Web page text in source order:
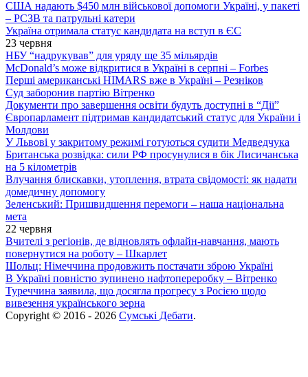
США надають $450 млн військової допомоги Україні, у пакеті
– РСЗВ та патрульні катери
Україна отримала статус кандидата на вступ в ЄС
23 червня
НБУ “надрукував” для уряду ще 35 мільярдів
McDonald’s може відкритися в Україні в серпні – Forbes
Перші американські HIMARS вже в Україні – Резніков
Суд заборонив партію Вітренко
Документи про завершення освіти будуть доступні в “Дії”
Європарламент підтримав кандидатський статус для України і
Молдови
У Львові у закритому режимі готуються судити Медведчука
Британська розвідка: сили РФ просунулися в бік Лисичанська
на 5 кілометрів
Влучання блискавки, утоплення, втрата свідомості: як надати
домедичну допомогу
Зеленський: Пришвидшення перемоги – наша національна
мета
22 червня
Вчителі з регіонів, де відновлять офлайн-навчання, мають
повернутися на роботу – Шкарлет
Шольц: Німеччина продовжить постачати зброю Україні
В Україні повністю зупинено нафтопереробку – Вітренко
Туреччина заявила, що досягла прогресу з Росією щодо
вивезення українського зерна
Copyright © 2016 - 2026 Сумські Дебати.